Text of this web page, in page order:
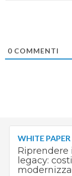
0 COMMENTI
WHITE PAPER
legacy: